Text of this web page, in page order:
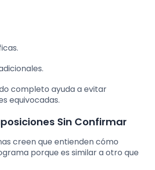
completo ayuda a evitar
equivocadas.
Sin Confirmar
creen que entienden cómo
porque es similar a otro que